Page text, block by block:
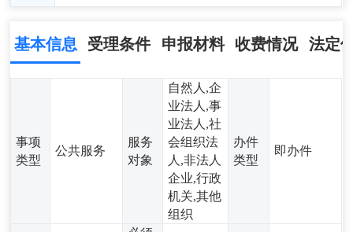
基本信息 受理条件 申报材料 收费情况 法定
事项
类型
公共服务
服务
对象
自然人,企
业法人,事
业法人,社
会组织法
人,非法人
企业,行政
机关,其他
组织
办件
类型
即办件